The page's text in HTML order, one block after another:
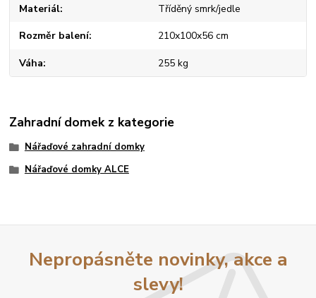
Materiál Tříděný smrk/jedle
Rozměr balení 210x100x56 cm
Váha 255 kg
Zahradní domek z kategorie
Nářaďové zahradní domky
Nářaďové domky ALCE
Nepropásněte novinky, akce a
slevy!